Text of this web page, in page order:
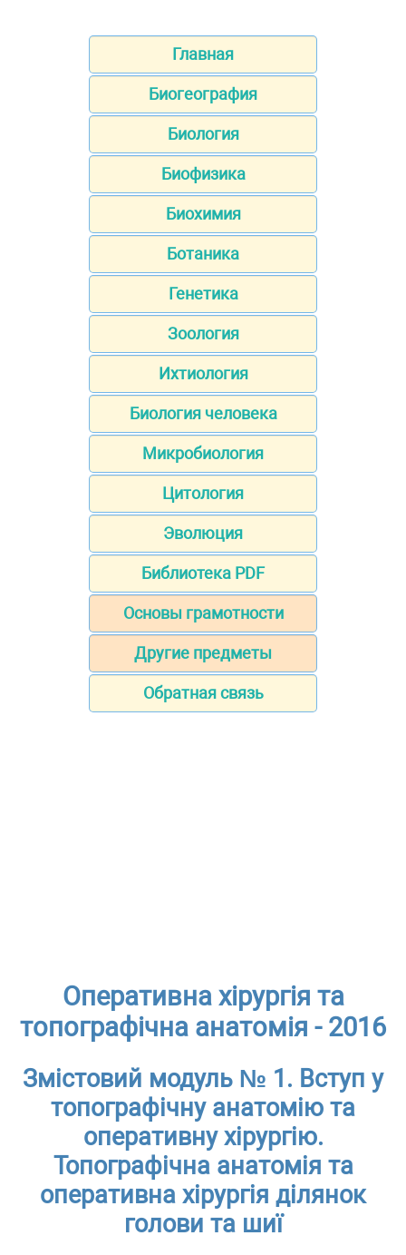
Главная
Биогеография
Биология
Биофизика
Биохимия
Ботаника
Генетика
Зоология
Ихтиология
Биология человека
Микробиология
Цитология
Эволюция
Библиотека PDF
Основы грамотности
Другие предметы
Обратная связь
Оперативна хірургія та
топографічна анатомія - 2016
Змістовий модуль № 1. Вступ у
топографічну анатомію та
оперативну хірургію.
Топографічна анатомія та
оперативна хірургія ділянок
голови та шиї